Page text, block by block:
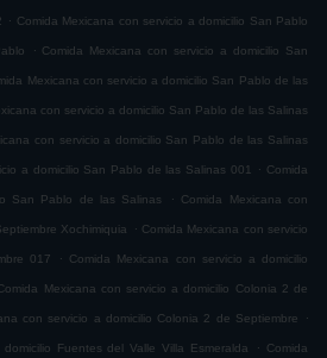
. Comida Mexicana con servicio a domicilio San Pablo
. Comida Mexicana con servicio a domicilio San
Mexicana con servicio a domicilio San Pablo de las
con servicio a domicilio San Pablo de las Salinas
con servicio a domicilio San Pablo de las Salinas
a domicilio San Pablo de las Salinas 001 . Comida
San Pablo de las Salinas . Comida Mexicana con
Xochimiquia . Comida Mexicana con servicio
017 . Comida Mexicana con servicio a domicilio
Mexicana con servicio a domicilio Colonia 2 de
con servicio a domicilio Colonia 2 de Septiembre .
Fuentes del Valle Villa Esmeralda . Comida